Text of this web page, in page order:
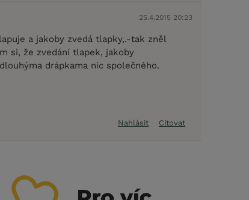
25.4.2015 20:23
a jakoby zvedá tlapky,.-tak zněl
si, že zvedání tlapek, jakoby
drápkama nic společného.
Nahlásit Citovat